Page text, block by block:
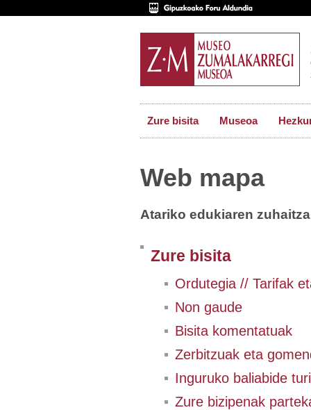
Zure bisita Museoa
Web mapa
Atariko edukiaren
Zure bisita
Ordutegia // Tarifak
Non gaude
Bisita komentatuak
Zerbitzuak eta
Inguruko baliabide
Zure bizipenak